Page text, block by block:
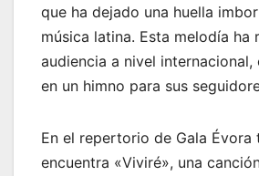
que ha dejado una huella
música latina. Esta melodía ha
audiencia a nivel
en un himno para sus
En el repertorio de Gala Évora
encuentra «Viviré», una